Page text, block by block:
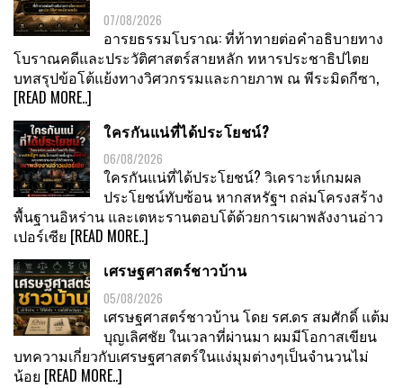
07/08/2026
อารยธรรมโบราณ: ที่ท้าทายต่อคำอธิบายทาง
โบราณคดีและประวัติศาสตร์สายหลัก ทหารประชาธิปไตย
บทสรุปข้อโต้แย้งทางวิศวกรรมและกายภาพ ณ พีระมิดกีซา,
[READ MORE..]
ใครกันแน่ที่ได้ประโยชน์?
06/08/2026
ใครกันแน่ที่ได้ประโยชน์? วิเคราะห์เกมผล
ประโยชน์ทับซ้อน หากสหรัฐฯ ถล่มโครงสร้าง
พื้นฐานอิหร่าน และเตหะรานตอบโต้ด้วยการเผาพลังงานอ่าว
เปอร์เซีย [READ MORE..]
เศรษฐศาสตร์ชาวบ้าน
05/08/2026
เศรษฐศาสตร์ชาวบ้าน โดย รศ.ดร สมศักดิ์ แต้ม
บุญเลิศชัย ในเวลาที่ผ่านมา ผมมีโอกาสเขียน
บทความเกี่ยวกับเศรษฐศาสตร์ในแง่มุมต่างๆเป็นจำนวนไม่
น้อย [READ MORE..]